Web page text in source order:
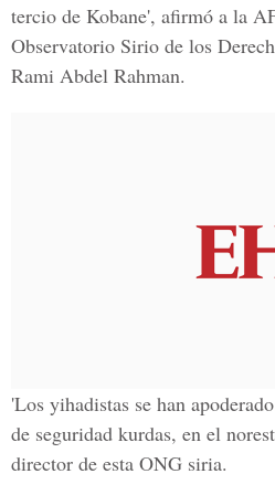
tercio de Kobane', afirmó a la
Observatorio Sirio de los
Rami Abdel Rahman.
'Los yihadistas se han
de seguridad kurdas, en el
director de esta ONG siria.